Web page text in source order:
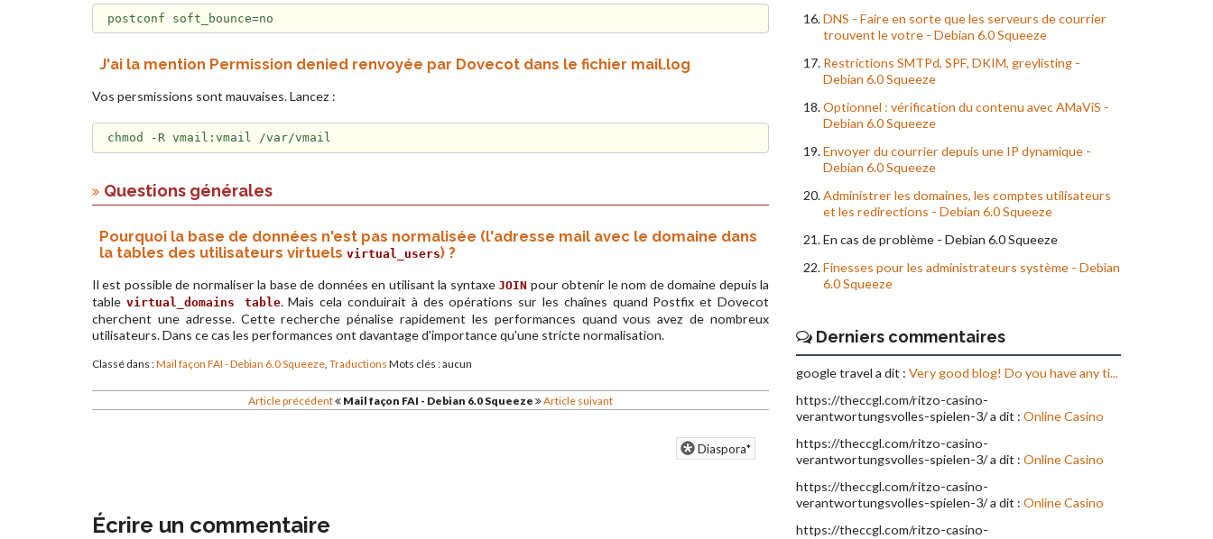
J'ai la mention Permission denied renvoyée par Dovecot dans le fichier mail.log
Vos persmissions sont mauvaises. Lancez :
Questions générales
Pourquoi la base de données n'est pas normalisée (l'adresse mail avec le domaine dans
la tables des utilisateurs virtuels virtual_users) ?
Il est possible de normaliser la base de données en utilisant la syntaxeJOIN pour obtenir le nom de domaine depuis la
table virtual_domains table. Mais cela conduirait à des opérations sur les chaînes quand Postfix et Dovecot
cherchent une adresse. Cette recherche pénalise rapidement les performances quand vous avez de nombreux
utilisateurs. Dans ce cas les performances ont davantage d'importance qu'une stricte normalisation.
Classé dans :Mail façon FAI - Debian 6.0 Squeeze Traductions Mots clés : aucun
Article précédent Mail façon FAI - Debian 6.0 Squeeze Article suivant
Diaspora*
Écrire un commentaire
DNS - Faire en sorte que les serveurs de courrier
trouvent le votre - Debian 6.0 Squeeze
Restrictions SMTPd, SPF, DKIM, greylisting -
Debian 6.0 Squeeze
Optionnel : vérification du contenu avec AMaViS -
Debian 6.0 Squeeze
Envoyer du courrier depuis une IP dynamique -
Debian 6.0 Squeeze
Administrer les domaines, les comptes utilisateurs
et les redirections - Debian 6.0 Squeeze
En cas de problème - Debian 6.0 Squeeze
Finesses pour les administrateurs système - Debian
6.0 Squeeze
Derniers commentaires
google travel a dit : Very good blog! Do you have any ti...
https://theccgl.com/ritzo-casino-
verantwortungsvolles-spielen-3/ a dit : Online Casino
https://theccgl.com/ritzo-casino-
verantwortungsvolles-spielen-3/ a dit : Online Casino
https://theccgl.com/ritzo-casino-
verantwortungsvolles-spielen-3/ a dit : Online Casino
https://theccgl.com/ritzo-casino-